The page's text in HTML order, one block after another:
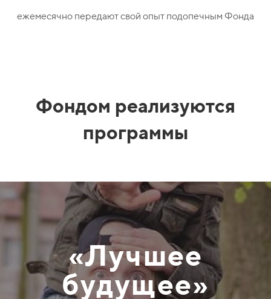
ежемесячно передают свой опыт подопечным Фонда
Фондом реализуются
программы
«Лучшее
будущее»